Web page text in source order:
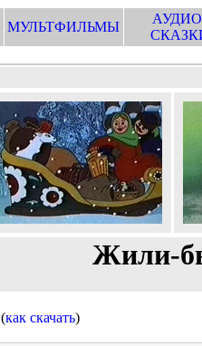
МУЛЬТФИЛЬМЫ
Жили-
(как скачать)